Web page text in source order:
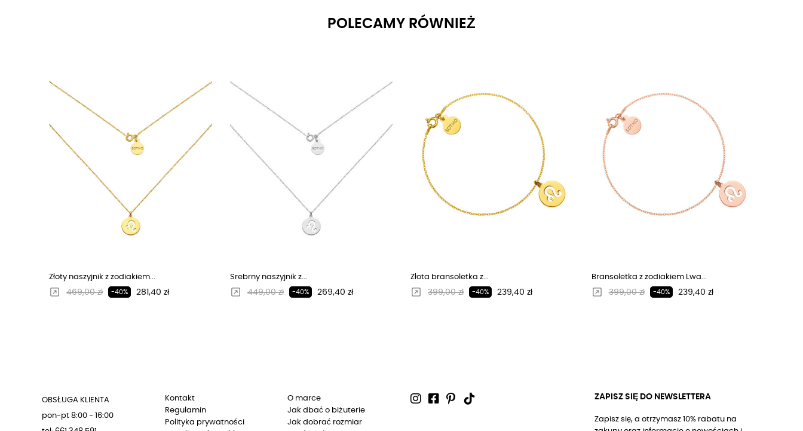
POLECAMY RÓWNIEŻ
Złoty naszyjnik z zodiakiem...
Regularna cena
469,00 zł -40% Cena
281,40 zł
Srebrny naszyjnik z...
Regularna cena
449,00 zł -40% Cena
269,40 zł
Złota bransoletka z...
Regularna cena
399,00 zł -40% Cena
239,40 zł
Bransoletka z zodiakiem Lwa...
Regularna cena
399,00 zł -40% Cena
239,40 zł
OBSŁUGA KLIENTA
pon-pt 8:00 - 16:00
Kontakt
Regulamin
Polityka prywatności
O marce
Jak dbać o biżuterie
Jak dobrać rozmiar
ZAPISZ SIĘ DO NEWSLETTERA
Zapisz się, a otrzymasz 10% rabatu na